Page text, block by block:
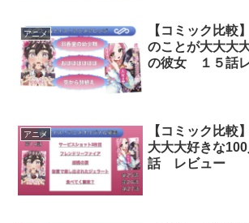
アニメ
【コミック比較
のことが大大大
の彼女 １５話
アニメ
【コミック比較
大大大好きな
話 レビュー